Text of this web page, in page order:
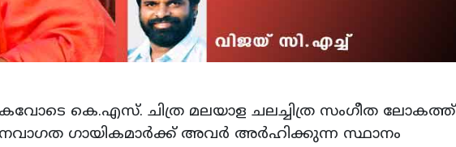
കെ.എസ്. ചിത്ര മലയാള ചലച്ചിത്ര സംഗീത ലോകത്ത്
ഗായികമാർക്ക് അവർ അർഹിക്കുന്ന സ്ഥാനം